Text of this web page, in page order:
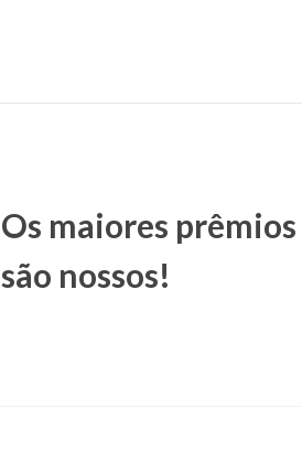
Os maiores prêmios
são nossos!